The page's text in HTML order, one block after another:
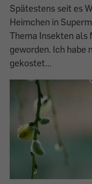
Spätestens seit es
Heimchen in
Thema Insekten als
geworden. Ich habe
gekostet…